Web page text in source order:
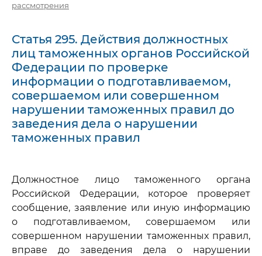
рассмотрения
Статья 295. Действия должностных
лиц таможенных органов Российской
Федерации по проверке
информации о подготавливаемом,
совершаемом или совершенном
нарушении таможенных правил до
заведения дела о нарушении
таможенных правил
Должностное лицо таможенного органа
Российской Федерации, которое проверяет
сообщение, заявление или иную информацию
о подготавливаемом, совершаемом или
совершенном нарушении таможенных правил,
вправе до заведения дела о нарушении